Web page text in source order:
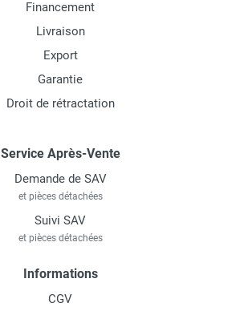
Financement
Livraison
Export
Garantie
Droit de rétractation
Service Après-Vente
Demande de SAV
et pièces détachées
Suivi SAV
et pièces détachées
Informations
CGV